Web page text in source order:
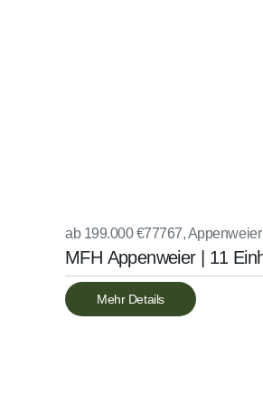
ab 199.000 €77767, Appenweier
MFH Appenweier | 11
Mehr Details